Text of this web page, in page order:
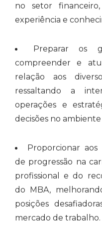
no setor
experiência e
Preparar os
compreender e
relação aos
ressaltando a
operações e
decisões no
Proporcionar aos
de progressão na
profissional e do
do MBA,
posições
mercado de trabalho.